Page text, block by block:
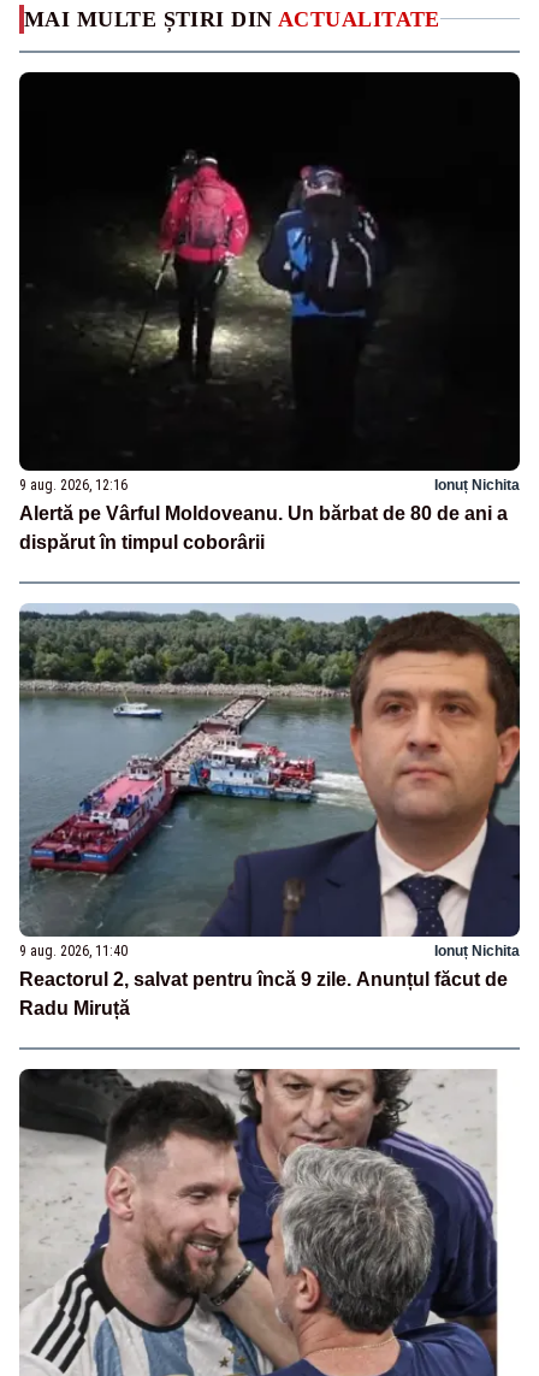
MAI MULTE ȘTIRI DIN ACTUALITATE
9 aug. 2026, 12:16 Ionuț Nichita
Alertă pe Vârful Moldoveanu. Un bărbat de 80 de ani a
dispărut în timpul coborârii
9 aug. 2026, 11:40 Ionuț Nichita
Reactorul 2, salvat pentru încă 9 zile. Anunțul făcut de
Radu Miruță